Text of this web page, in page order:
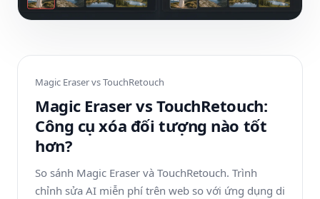
Magic Eraser vsTouchRetouch
Magic Eraser vs TouchRetouch:
Công cụ xóa đối tượng nào tốt
hơn?
So sánh Magic Eraser và TouchRetouch. Trình
chỉnh sửa AI miễn phí trên web so với ứng dụng di